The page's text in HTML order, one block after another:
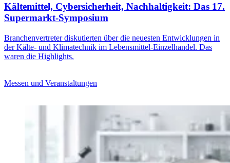
Kältemittel, Cybersicherheit, Nachhaltigkeit: Das 17.
Supermarkt-Symposium
Branchenvertreter diskutierten über die neuesten Entwicklungen in
der Kälte- und Klimatechnik im Lebensmittel-Einzelhandel. Das
waren die Highlights.
Messen und Veranstaltungen